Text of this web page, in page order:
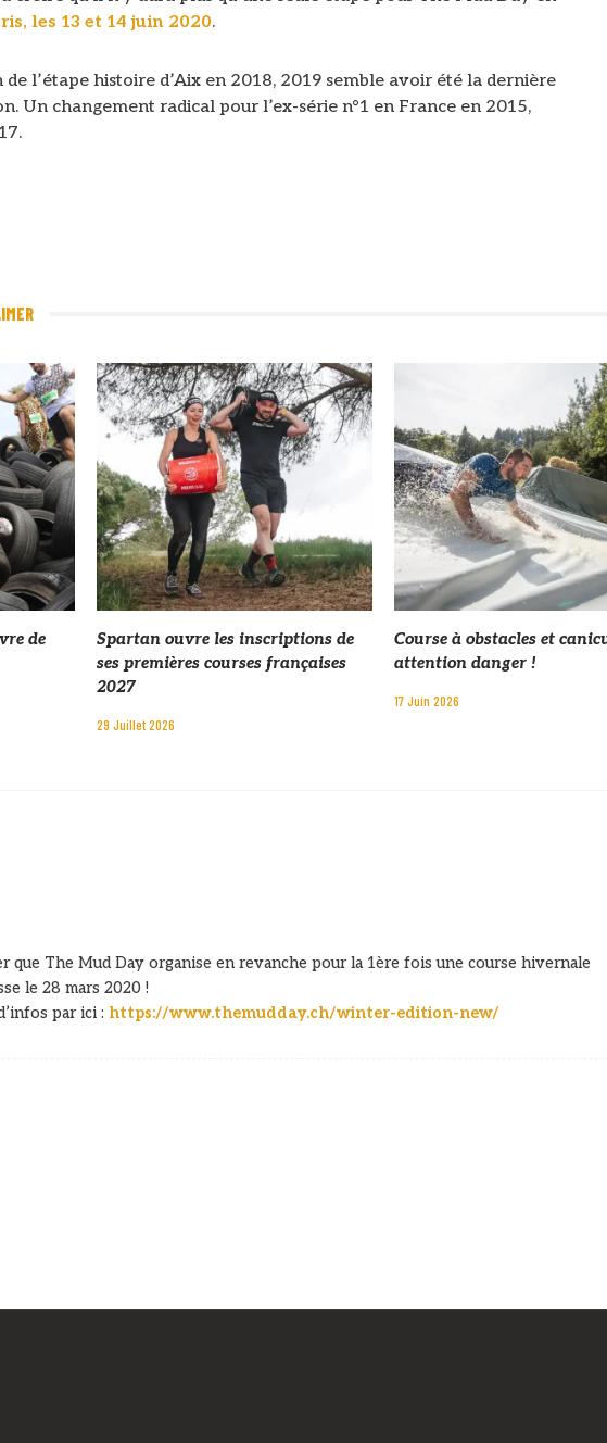
les 13 et 14 juin 2020.
l’étape histoire d’Aix en 2018, 2019 semble avoir été la dernière
Un changement radical pour l’ex-série n°1 en France en 2015,
de
Spartan ouvre les inscriptions de
ses premières courses françaises
2027
29 Juillet 2026
Course à obstacles et
attention danger !
17 Juin 2026
que The Mud Day organise en revanche pour la 1ère fois une course hivernale
le 28 mars 2020 !
par ici : https://www.themudday.ch/winter-edition-new/